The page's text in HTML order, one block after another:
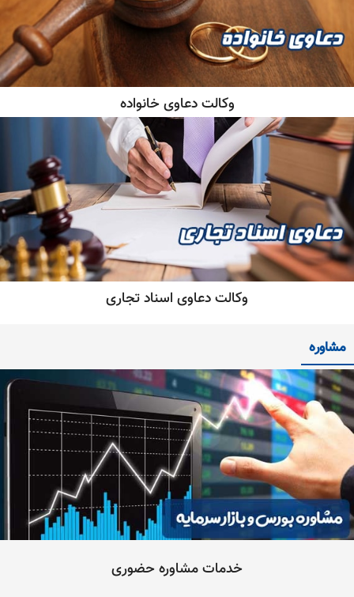
وکالت دعاوی خانواده
وکالت دعاوی اسناد تجاری
مشاوره
خدمات مشاوره حضوری